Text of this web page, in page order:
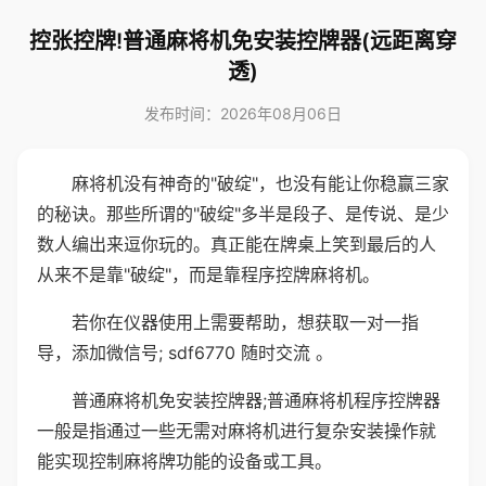
控张控牌!普通麻将机免安装控牌器(远距离穿
透)
发布时间：2026年08月06日
麻将机没有神奇的"破绽"，也没有能让你稳赢三家
的秘诀。那些所谓的"破绽"多半是段子、是传说、是少
数人编出来逗你玩的。真正能在牌桌上笑到最后的人
从来不是靠"破绽"，而是靠程序控牌麻将机。
若你在仪器使用上需要帮助，想获取一对一指
导，添加微信号; sdf6770 随时交流 。
普通麻将机免安装控牌器;普通麻将机程序控牌器
一般是指通过一些无需对麻将机进行复杂安装操作就
能实现控制麻将牌功能的设备或工具。